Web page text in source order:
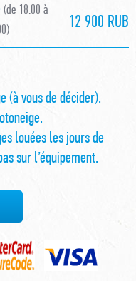
(de 18:00 à
12 900 RUB
(à vous de décider).
louées les jours de
sur l’équipement.